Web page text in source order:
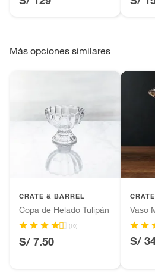
Más opciones similares
CRATE & BARREL
Copa de Helado Tulipán
(10)
S/ 7.50
Vaso
S/